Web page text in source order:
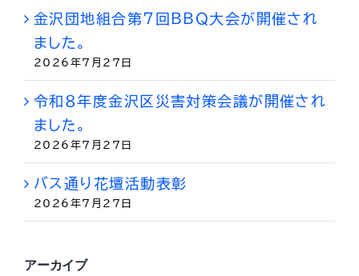
金沢団地組合第７回ＢＢＱ大会が開催され
ました。
2026年7月27日
令和８年度金沢区災害対策会議が開催され
ました。
2026年7月27日
バス通り花壇活動表彰
2026年7月27日
アーカイブ